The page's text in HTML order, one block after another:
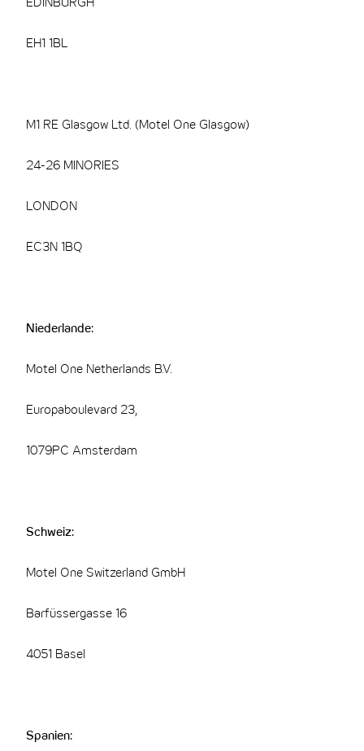
EDINBURGH
EH1 1BL
M1 RE Glasgow Ltd. (Motel One Glasgow)
24-26 MINORIES
LONDON
EC3N 1BQ
Niederlande:
Motel One Netherlands B.V.
Europaboulevard 23,
1079PC Amsterdam
Schweiz:
Motel One Switzerland GmbH
Barfüssergasse 16
4051 Basel
Spanien: